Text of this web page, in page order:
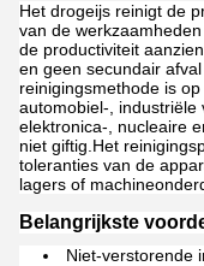
Het drogeijs reinigt de
van de
de productiviteit
en geen secundair
reinigingsmethode is
automobiel-, industriële
elektronica-, nucleaire
niet giftig.Het
toleranties van de
lagers of
Belangrijkste
Niet-verstorende